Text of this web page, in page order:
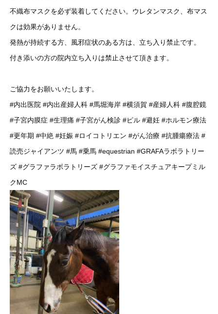
不織布マスクを必ず装着してください。ウレタンマスク、布マス
クは効果がありません。
発熱が持続する方、風邪症状のある方は、立ち入り禁止です。
付き添いの方の院内立ち入りは禁止させて頂きます。
ご協力をお願いいたします。
#内出医院 #内出産婦人科 #馬堀海岸 #横須賀 #産婦人科 #腹腔鏡
#子宮内膜症 #生理痛 #子宮がん検診 #ピル #避妊 #ホルモン療法
#更年期 #中絶 #妊娠 #ロイコトリエン #がん治療 #抗腫瘍療法 #
読売ジャイアンツ #馬 #乗馬 #equestrian #GRAFAラボラトリー
ズ #グラファラボラトリーズ #グラファモイスチュアキープミル
クMC